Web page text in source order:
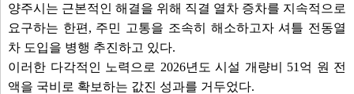
11. 양주시 회천2동 다함께돌봄센터 민간위탁 및 재계약 동의안(계속)(시장제
12. 연료전지 발전시설 건립에 관한 영구시설물 축조 동의안(계속)(시장제출)
13. 2026년 제2차 수시분 공유재산 관리계획의 건(계속)(시장제출)
14. 2026년도 제2회 추가경정예산안(계속)(시장제출)
양주시는 근본적인 해결을 위해 직결 열차 증차를 지속적으로
요구하는 한편, 주민 고통을 조속히 해소하고자 셔틀 전동열
차 도입을 병행 추진하고 있다.
이러한 다각적인 노력으로 2026년도 시설 개량비 51억 원 전
액을 국비로 확보하는 값진 성과를 거두었다.